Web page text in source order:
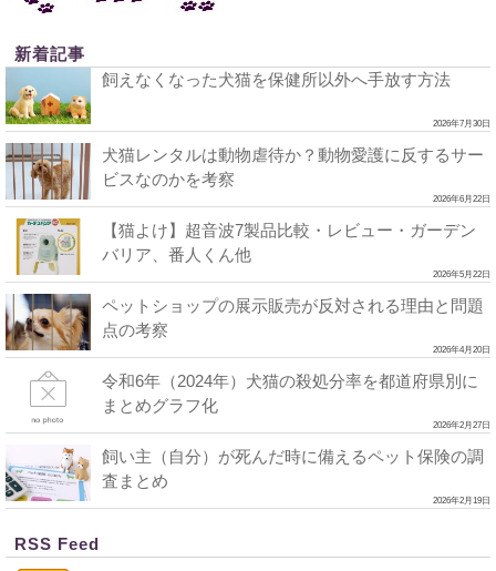
新着記事
飼えなくなった犬猫を保健所以外へ手放す方法
2026年7月30日
犬猫レンタルは動物虐待か？動物愛護に反するサー
ビスなのかを考察
2026年6月22日
【猫よけ】超音波7製品比較・レビュー・ガーデン
バリア、番人くん他
2026年5月22日
ペットショップの展示販売が反対される理由と問題
点の考察
2026年4月20日
令和6年（2024年）犬猫の殺処分率を都道府県別に
まとめグラフ化
2026年2月27日
飼い主（自分）が死んだ時に備えるペット保険の調
査まとめ
2026年2月19日
RSS Feed